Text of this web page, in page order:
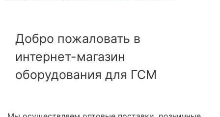
Добро пожаловать в
интернет-магазин
оборудования для ГСМ